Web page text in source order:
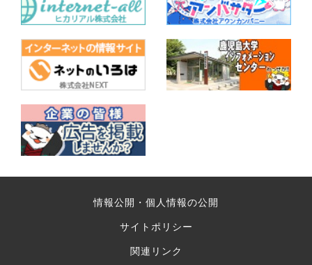
情報公開・個人情報の公開
サイトポリシー
関連リンク